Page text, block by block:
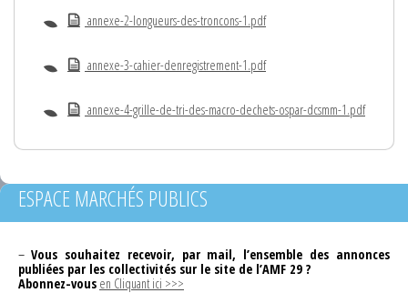
annexe-2-longueurs-des-troncons-1.pdf
annexe-3-cahier-denregistrement-1.pdf
annexe-4-grille-de-tri-des-macro-dechets-ospar-dcsmm-1.pdf
ESPACE MARCHÉS PUBLICS
– Vous souhaitez recevoir, par mail, l’ensemble des annonces
publiées par les collectivités sur le site de l’AMF 29 ?
Abonnez-vous en Cliquant ici >>>